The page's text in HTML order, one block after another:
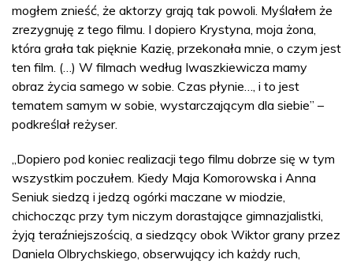
mogłem znieść, że aktorzy grają tak powoli. Myślałem że
zrezygnuję z tego filmu. I dopiero Krystyna, moja żona,
która grała tak pięknie Kazię, przekonała mnie, o czym jest
ten film. (…) W filmach według Iwaszkiewicza mamy
obraz życia samego w sobie. Czas płynie…, i to jest
tematem samym w sobie, wystarczającym dla siebie” –
podkreślał reżyser.
„Dopiero pod koniec realizacji tego filmu dobrze się w tym
wszystkim poczułem. Kiedy Maja Komorowska i Anna
Seniuk siedzą i jedzą ogórki maczane w miodzie,
chichocząc przy tym niczym dorastające gimnazjalistki,
żyją teraźniejszością, a siedzący obok Wiktor grany przez
Daniela Olbrychskiego, obserwujący ich każdy ruch,